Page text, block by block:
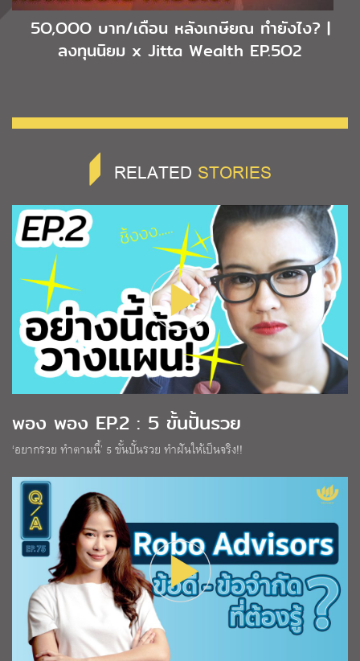
5O,OOO บาท/เดือน หลังเกษียณ ทำยังไง? |
ลงทุนนิยม x Jitta Wealth EP.5O2
RELATED STORIES
พอง พอง EP.2 : 5 ขั้นปั้นรวย
‘อยากรวย ทำตามนี้’ 5 ขั้นปั้นรวย ทำฝันให้เป็นจริง!!